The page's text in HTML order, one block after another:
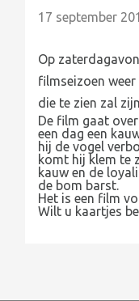
17 september
Op
filmseizoen
die te zien zal
De film gaat
een dag een
hij de vogel
komt hij klem te
kauw en de
de bom barst.
Het is een film
Wilt u kaartjes